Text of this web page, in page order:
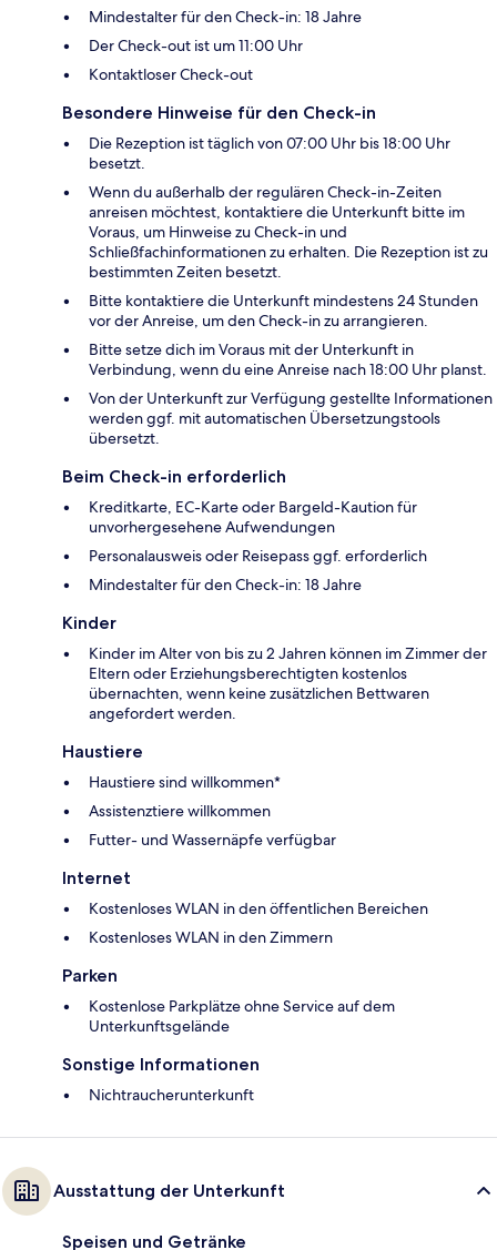
Mindestalter für den Check-in: 18 Jahre
Der Check-out ist um 11:00 Uhr
Kontaktloser Check-out
Besondere Hinweise für den Check-in
Die Rezeption ist täglich von 07:00 Uhr bis 18:00 Uhr
besetzt.
Wenn du außerhalb der regulären Check-in-Zeiten
anreisen möchtest, kontaktiere die Unterkunft bitte im
Voraus, um Hinweise zu Check-in und
Schließfachinformationen zu erhalten. Die Rezeption ist zu
bestimmten Zeiten besetzt.
Bitte kontaktiere die Unterkunft mindestens 24 Stunden
vor der Anreise, um den Check-in zu arrangieren.
Bitte setze dich im Voraus mit der Unterkunft in
Verbindung, wenn du eine Anreise nach 18:00 Uhr planst.
Von der Unterkunft zur Verfügung gestellte Informationen
werden ggf. mit automatischen Übersetzungstools
übersetzt.
Beim Check-in erforderlich
Kreditkarte, EC-Karte oder Bargeld-Kaution für
unvorhergesehene Aufwendungen
Personalausweis oder Reisepass ggf. erforderlich
Mindestalter für den Check-in: 18 Jahre
Kinder
Kinder im Alter von bis zu 2 Jahren können im Zimmer der
Eltern oder Erziehungsberechtigten kostenlos
übernachten, wenn keine zusätzlichen Bettwaren
angefordert werden.
Haustiere
Haustiere sind willkommen*
Assistenztiere willkommen
Futter- und Wassernäpfe verfügbar
Internet
Kostenloses WLAN in den öffentlichen Bereichen
Kostenloses WLAN in den Zimmern
Parken
Kostenlose Parkplätze ohne Service auf dem
Unterkunftsgelände
Sonstige Informationen
Nichtraucherunterkunft
Ausstattung der Unterkunft
Speisen und Getränke